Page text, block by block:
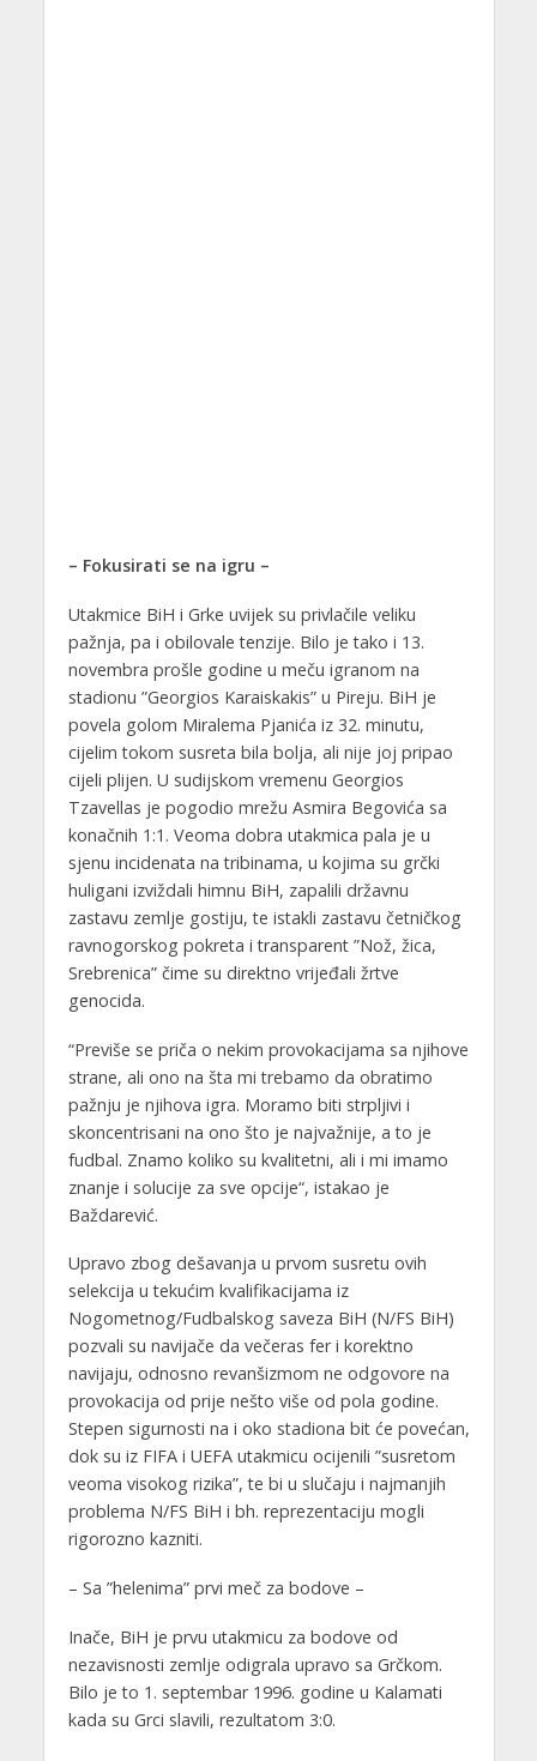
– Fokusirati se na igru –
Utakmice BiH i Grke uvijek su privlačile veliku
pažnja, pa i obilovale tenzije. Bilo je tako i 13.
novembra prošle godine u meču igranom na
stadionu ”Georgios Karaiskakis” u Pireju. BiH je
povela golom Miralema Pjanića iz 32. minutu,
cijelim tokom susreta bila bolja, ali nije joj pripao
cijeli plijen. U sudijskom vremenu Georgios
Tzavellas je pogodio mrežu Asmira Begovića sa
konačnih 1:1. Veoma dobra utakmica pala je u
sjenu incidenata na tribinama, u kojima su grčki
huligani izviždali himnu BiH, zapalili državnu
zastavu zemlje gostiju, te istakli zastavu četničkog
ravnogorskog pokreta i transparent ”Nož, žica,
Srebrenica” čime su direktno vrijeđali žrtve
genocida.
“Previše se priča o nekim provokacijama sa njihove
strane, ali ono na šta mi trebamo da obratimo
pažnju je njihova igra. Moramo biti strpljivi i
skoncentrisani na ono što je najvažnije, a to je
fudbal. Znamo koliko su kvalitetni, ali i mi imamo
znanje i solucije za sve opcije“, istakao je
Baždarević.
Upravo zbog dešavanja u prvom susretu ovih
selekcija u tekućim kvalifikacijama iz
Nogometnog/Fudbalskog saveza BiH (N/FS BiH)
pozvali su navijače da večeras fer i korektno
navijaju, odnosno revanšizmom ne odgovore na
provokacija od prije nešto više od pola godine.
Stepen sigurnosti na i oko stadiona bit će povećan,
dok su iz FIFA i UEFA utakmicu ocijenili ”susretom
veoma visokog rizika”, te bi u slučaju i najmanjih
problema N/FS BiH i bh. reprezentaciju mogli
rigorozno kazniti.
– Sa ”helenima” prvi meč za bodove –
Inače, BiH je prvu utakmicu za bodove od
nezavisnosti zemlje odigrala upravo sa Grčkom.
Bilo je to 1. septembar 1996. godine u Kalamati
kada su Grci slavili, rezultatom 3:0.